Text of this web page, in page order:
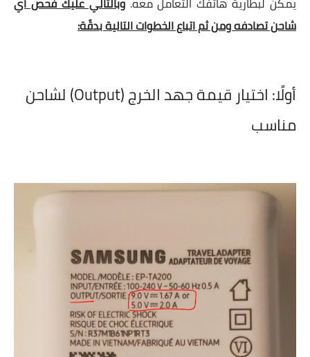
شاحن تصادفه ومن ثم اتباع الخطوات التالية بدقّة:
أولًا:
اختيار قيمة جهد الخرج (Output) لشاحن
مناسب